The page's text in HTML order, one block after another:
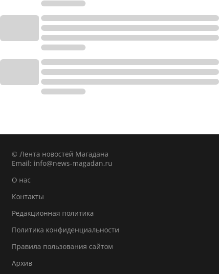
© Лента новостей Магадана
Email: info@news-magadan.ru
О нас
Контакты
Редакционная политика
Политика конфиденциальности
Правила пользования сайтом
Архив